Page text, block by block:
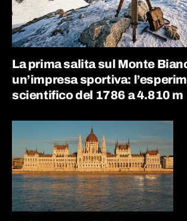
La prima salita sul Monte
un’impresa sportiva:
scientifico del 1786 a 4.810 m